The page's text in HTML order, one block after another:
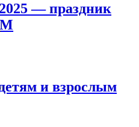
— праздник
и взрослым